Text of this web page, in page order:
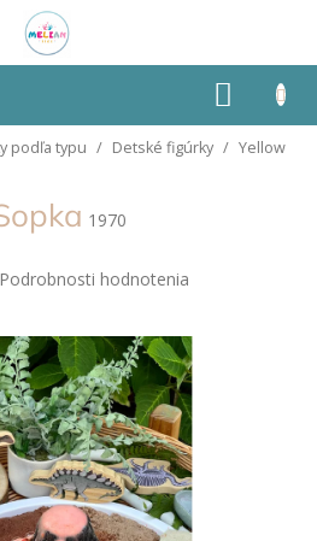
KOŠÍK
podľa typu / Detské figúrky / Yellow
1970
Podrobnosti hodnotenia